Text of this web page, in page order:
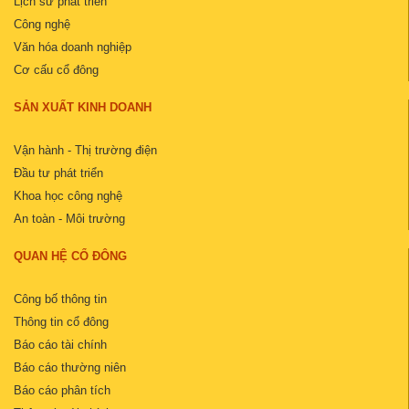
Công nghệ
Văn hóa doanh nghiệp
Cơ cấu cổ đông
SẢN XUẤT KINH DOANH
Vận hành - Thị trường điện
Đầu tư phát triển
Khoa học công nghệ
An toàn - Môi trường
QUAN HỆ CỔ ĐÔNG
Công bố thông tin
Thông tin cổ đông
Báo cáo tài chính
Báo cáo thường niên
Báo cáo phân tích